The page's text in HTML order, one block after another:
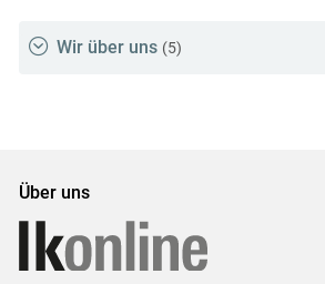
Wir über uns (5)
Über uns